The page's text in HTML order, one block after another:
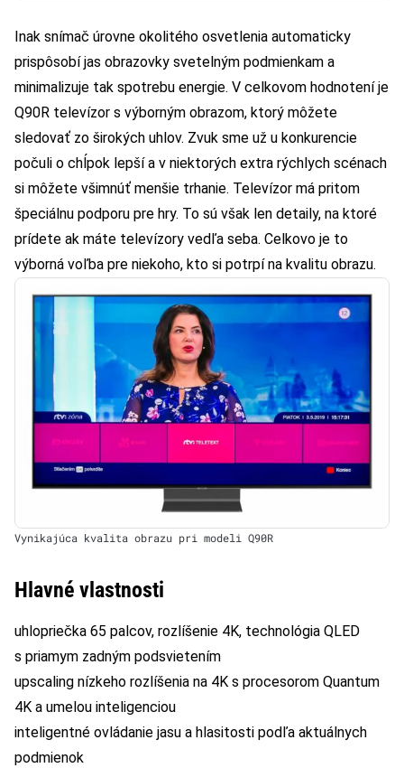
Inak snímač úrovne okolitého osvetlenia automaticky
prispôsobí jas obrazovky svetelným podmienkam a
minimalizuje tak spotrebu energie. V celkovom hodnotení je
Q90R televízor s výborným obrazom, ktorý môžete
sledovať zo širokých uhlov. Zvuk sme už u konkurencie
počuli o chĺpok lepší a v niektorých extra rýchlych scénach
si môžete všimnúť menšie trhanie. Televízor má pritom
špeciálnu podporu pre hry. To sú však len detaily, na ktoré
prídete ak máte televízory vedľa seba. Celkovo je to
výborná voľba pre niekoho, kto si potrpí na kvalitu obrazu.
Vynikajúca kvalita obrazu pri modeli Q90R
Hlavné vlastnosti
uhlopriečka 65 palcov, rozlíšenie 4K, technológia QLED
s priamym zadným podsvietením
upscaling nízkeho rozlíšenia na 4K s procesorom Quantum
4K a umelou inteligenciou
inteligentné ovládanie jasu a hlasitosti podľa aktuálnych
podmienok